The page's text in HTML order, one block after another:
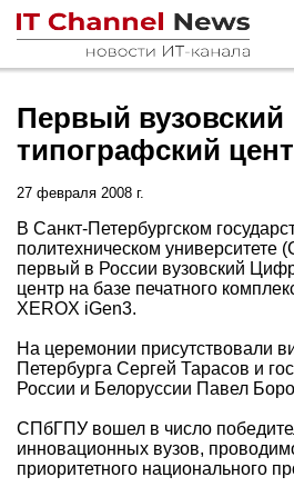
Первый вузовский
типографский
27 февраля 2008 г.
В Санкт-Петербургском
политехническом университете
первый в России вузовский
центр на базе печатного
XEROX iGen3.
На церемонии присутствовали
Петербурга Сергей Тарасов и
России и Белоруссии Павел
СПбГПУ вошел в число
инновационных вузов,
приоритетного национального